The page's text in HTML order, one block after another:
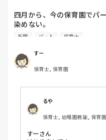
四月から、今の保育園でパ
染めない。
前勤務してた園は8年続いた
なんでこんなに馴染めない
先生達はいい人達だと思う。
いし、気になる。気にしな
休憩中とか話の輪に入って
時、不慣れからか、人見知
でワイワイ話してすごいな
会社内の働き方改革か、来
転職 パート 保育士
すー
保育士, 保育園
るや
保育士, 幼稚園教諭, 保育園
すーさん